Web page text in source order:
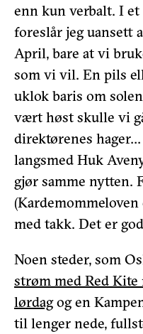
enn kun verbalt. I
foreslår jeg uansett
April, bare at vi
som vi vil. En pils
uklok baris om
vært høst skulle vi
direktørenes
langsmed Huk
gjør samme nytten.
med takk. Det er
Noen steder, som
strøm med Red Kite
lørdagog en
til lenger nede,